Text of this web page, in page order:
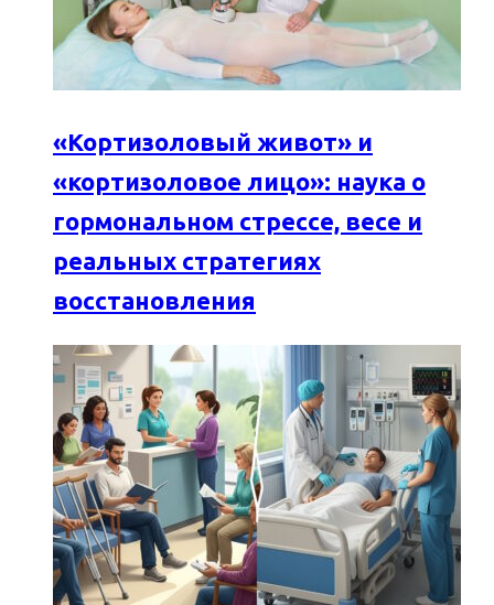
«Кортизоловый живот» и
«кортизоловое лицо»: наука о
гормональном стрессе, весе и
реальных стратегиях
восстановления